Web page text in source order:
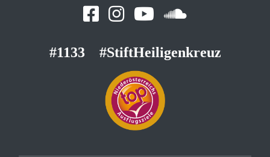
#1133 #StiftHeiligenkreuz